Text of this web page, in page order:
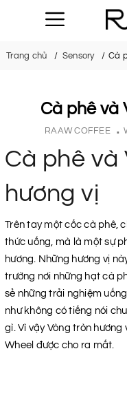
Trang chủ Sensory Cà
Cà phê và
RAAW COFFEE
Cà phê và
hương vị
Trên tay một cốc cà phê,
thức uống, mà là một sự
hương. Những hương vị
trường nơi những hạt cà
sẻ những trải nghiệm
như không có tiếng nói
gì. Vì vậy Vòng tròn hương
Wheel được cho ra mắt.